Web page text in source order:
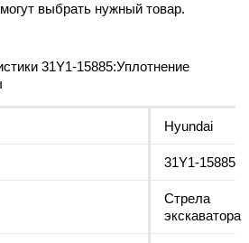
выбрать нужный товар.
31Y1-15885:Уплотнение
Hyundai
31Y1-15885
Стрела
экскаватора